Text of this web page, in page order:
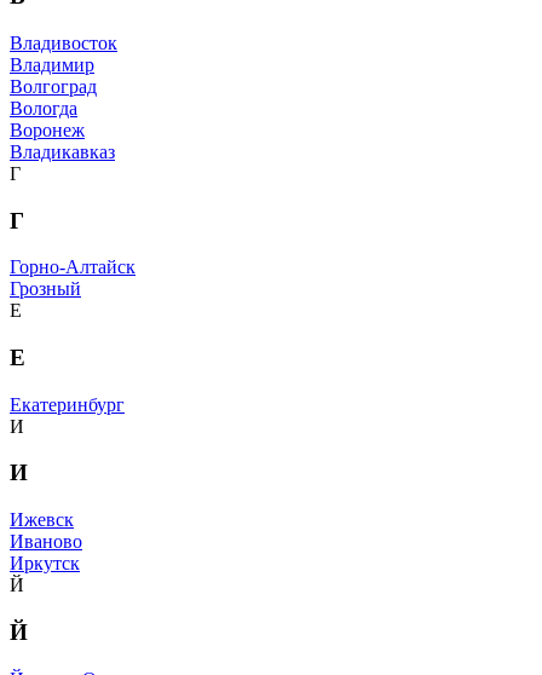
Владивосток
Владимир
Волгоград
Вологда
Воронеж
Владикавказ
Г
Г
Горно-Алтайск
Грозный
Е
Е
Екатеринбург
И
И
Ижевск
Иваново
Иркутск
Й
Й